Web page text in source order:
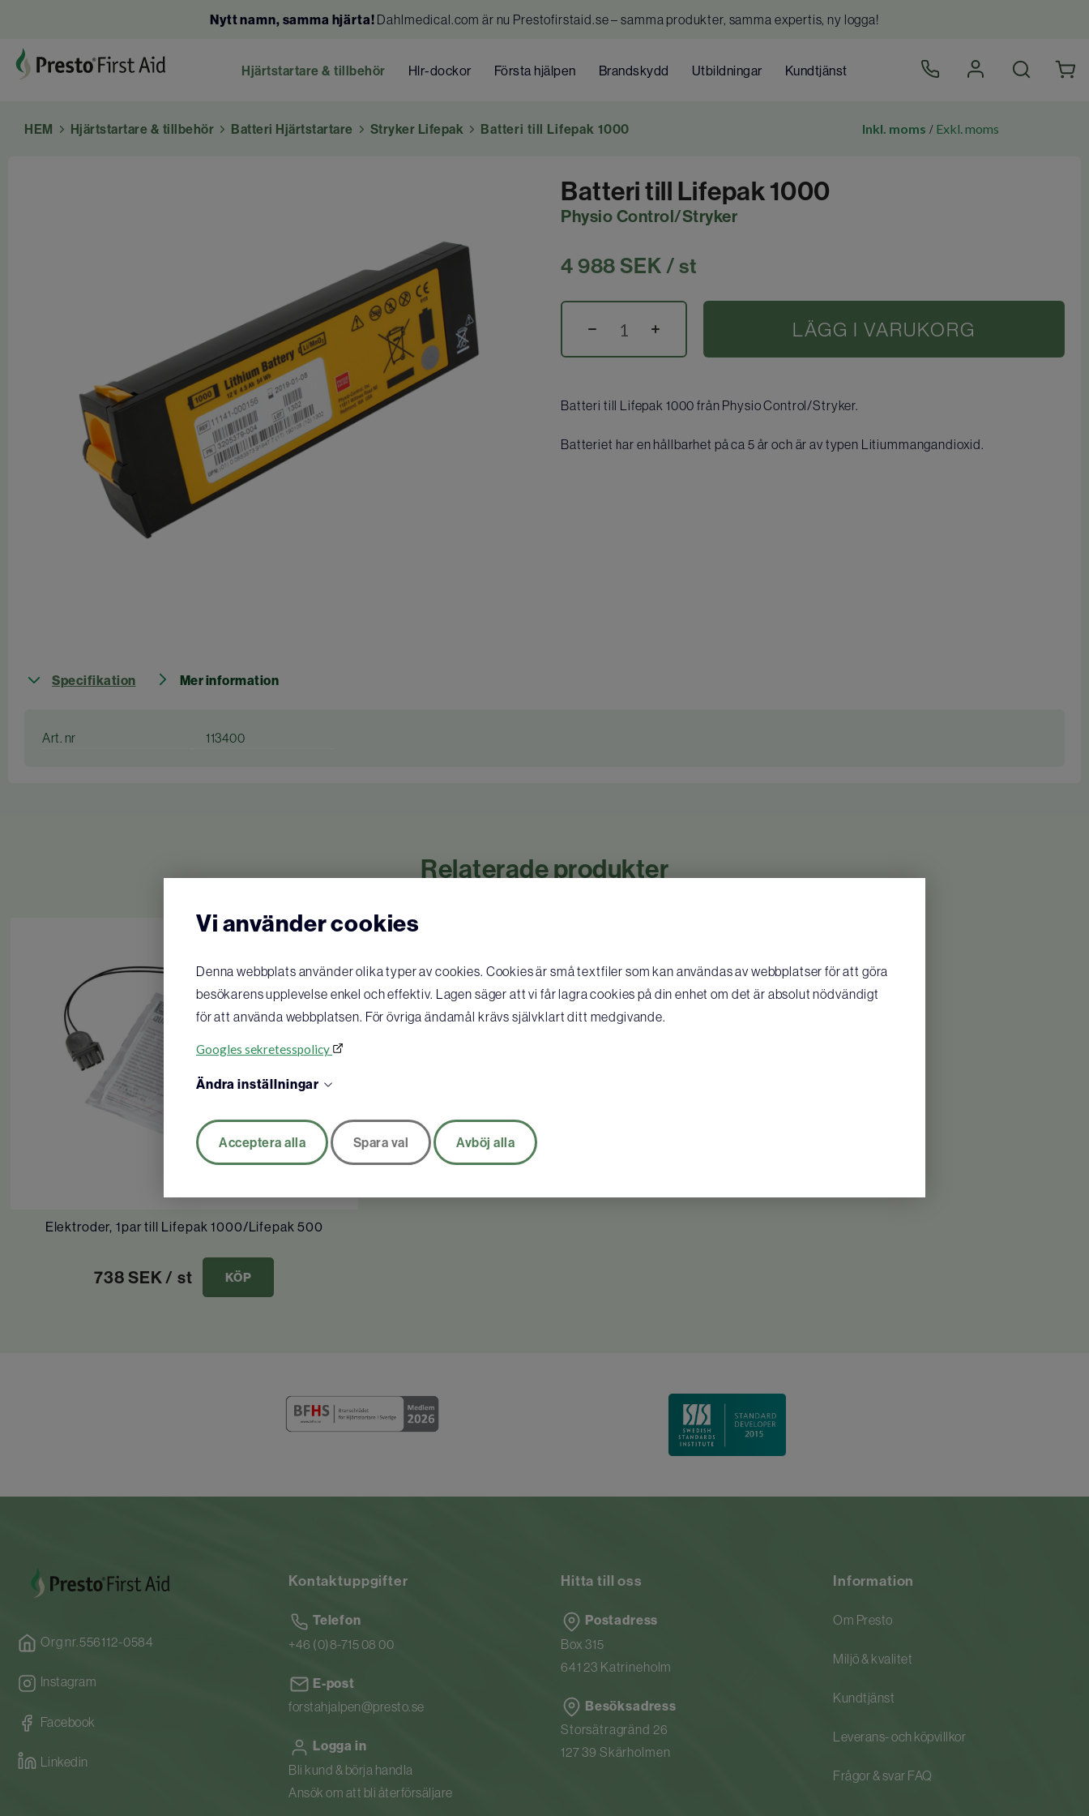
Vi använder cookies
Denna webbplats använder olika typer av cookies. Cookies är små textfiler som kan användas av webbplatser för att göra
besökarens upplevelse enkel och effektiv. Lagen säger att vi får lagra cookies på din enhet om det är absolut nödvändigt
för att använda webbplatsen. För övriga ändamål krävs självklart ditt medgivande.
Googles sekretesspolicy
Ändra inställningar
Acceptera alla Spara val Avböj alla
Nytt namn, samma hjärta! Dahlmedical.com är nu Prestofirstaid.se – samma produkter, samma expertis, ny logga!
Hjärtstartare & tillbehör Hlr-dockor Första hjälpen Brandskydd Utbildningar Kundtjänst
HEM Hjärtstartare & tillbehör Batteri Hjärtstartare Stryker Lifepak Batteri till Lifepak 1000 Inkl. moms / Exkl. moms
Batteri till Lifepak 1000
Physio Control/Stryker
4 988SEK/ st
LÄGG I VARUKORG
Batteri till Lifepak 1000 från Physio Control/Stryker.
Batteriet har en hållbarhet på ca 5 år och är av typen Litiummangandioxid.
Specifikation
Art. nr 113400
Mer information
Relaterade produkter
Elektroder, 1par till Lifepak 1000/Lifepak 500
738SEK / st KÖP
Org nr.556112-0584
Instagram
Facebook
Linkedin
Kontaktuppgifter
Telefon
+46 (0)8-715 08 00
E-post
forstahjalpen@presto.se
Logga in
Bli kund & börja handla
Ansök om att bli återförsäljare
Hitta till oss
Postadress
Box 315
641 23 Katrineholm
Besöksadress
Storsätragränd 26
127 39 Skärholmen
Information
Om Presto
Miljö & kvalitet
Kundtjänst
Leverans- och köpvillkor
Frågor & svar FAQ